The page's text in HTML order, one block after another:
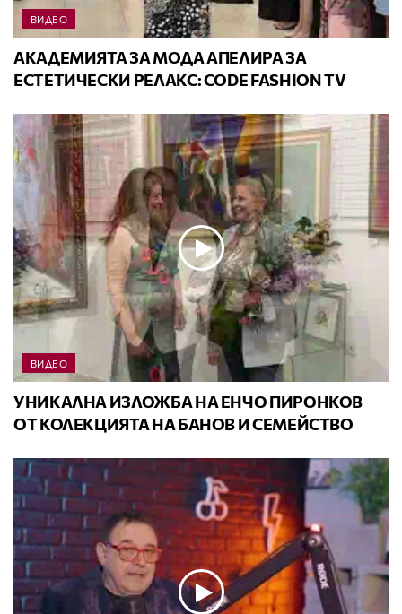
ВИДЕО
АКАДЕМИЯТА ЗА МОДА АПЕЛИРА ЗА
ЕСТЕТИЧЕСКИ РЕЛАКС: CODE FASHION TV
ВИДЕО
УНИКАЛНА ИЗЛОЖБА НА ЕНЧО ПИРОНКОВ
ОТ КОЛЕКЦИЯТА НА БАНОВ И СЕМЕЙСТВО